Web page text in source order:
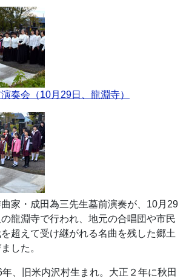
奏会（10月29日、龍淵寺）
家・成田為三先生墓前演奏が、10月29
龍淵寺で行われ、地元の合唱団や市民
超えて受け継がれる名曲を残した郷土
した。
、旧米内沢村生まれ。大正２年に秋田